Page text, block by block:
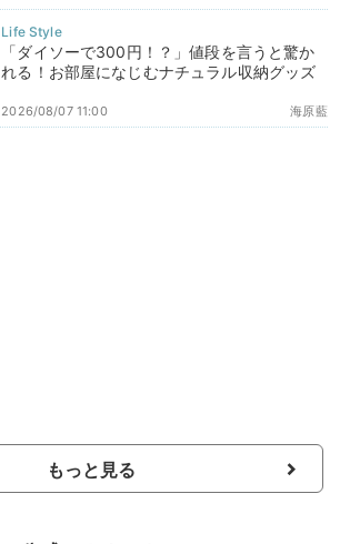
「ダイソーで300円！？」値段を言うと驚か
れる！お部屋になじむナチュラル収納グッズ
海原藍
2026/08/07 11:00
もっと見る